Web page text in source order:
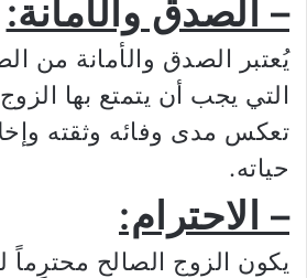
– الصدق والأمانة:
يُعتبر الصدق والأمانة من
التي يجب أن يتمتع بها
تعكس مدى وفائه وثقته
حياته.
– الاحترام:
يكون الزوج الصالح